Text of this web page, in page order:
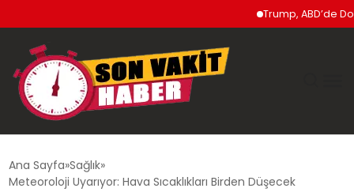
Trump, ABD’de
Ana Sayfa Sağlık
Meteoroloji Uyarıyor: Hava Sıcaklıkları Birden Düşecek